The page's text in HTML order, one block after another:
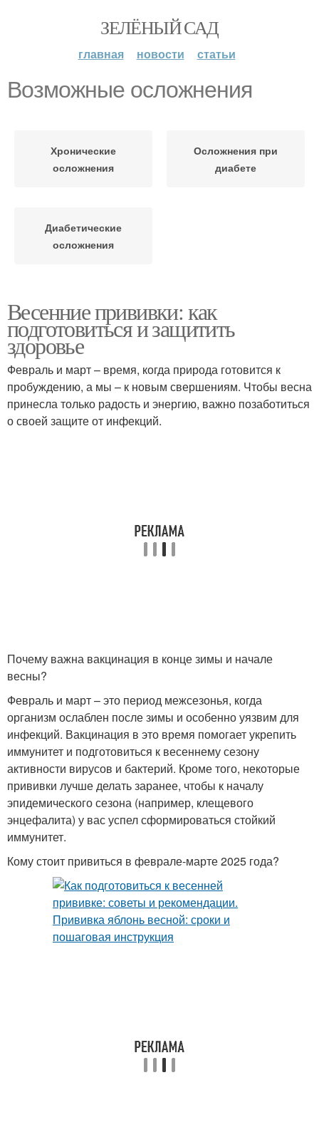
ЗЕЛЁНЫЙ САД
главная новости статьи
Возможные осложнения
Хронические
осложнения
Осложнения при
диабете
Диабетические
осложнения
Весенние прививки: как
подготовиться и защитить
здоровье
Февраль и март – время, когда природа готовится к
пробуждению, а мы – к новым свершениям. Чтобы весна
принесла только радость и энергию, важно позаботиться
о своей защите от инфекций.
Почему важна вакцинация в конце зимы и начале
весны?
Февраль и март – это период межсезонья, когда
организм ослаблен после зимы и особенно уязвим для
инфекций. Вакцинация в это время помогает укрепить
иммунитет и подготовиться к весеннему сезону
активности вирусов и бактерий. Кроме того, некоторые
прививки лучше делать заранее, чтобы к началу
эпидемического сезона (например, клещевого
энцефалита) у вас успел сформироваться стойкий
иммунитет.
Кому стоит привиться в феврале-марте 2025 года?